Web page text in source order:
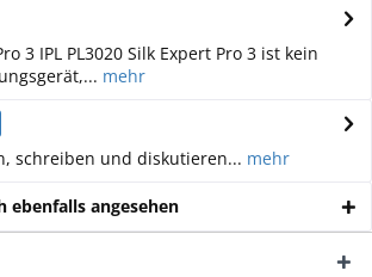
3 IPL PL3020 Silk Expert Pro 3 ist kein
mehr
schreiben und diskutieren... mehr
ebenfalls angesehen